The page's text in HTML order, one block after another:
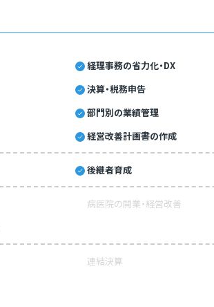
経理事務の省力化・DX
決算・税務申告
部門別の業績管理
経営改善計画書の作成
後継者育成
病医院の開業・経営改善
連結決算